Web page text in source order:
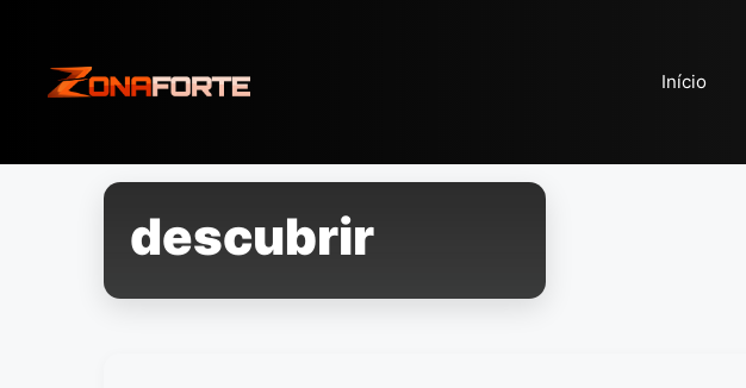
conteúdo
Início
descubrir